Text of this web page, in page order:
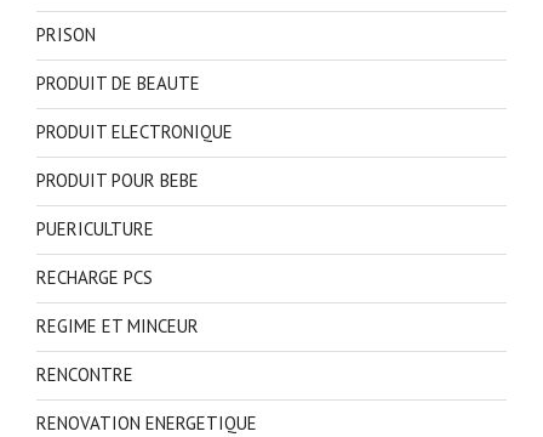
PRISON
PRODUIT DE BEAUTE
PRODUIT ELECTRONIQUE
PRODUIT POUR BEBE
PUERICULTURE
RECHARGE PCS
REGIME ET MINCEUR
RENCONTRE
RENOVATION ENERGETIQUE